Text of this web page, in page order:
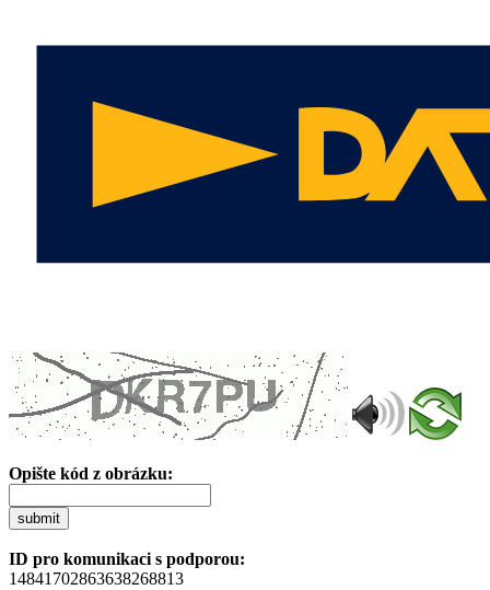
Opište kód z obrázku:
submit
ID pro komunikaci s podporou:
14841702863638268813